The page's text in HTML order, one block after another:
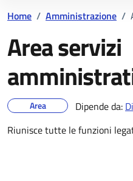
Home / Amministrazione /
Area servizi
Dettagli
Area Dipende da:
Riunisce tutte le funzioni